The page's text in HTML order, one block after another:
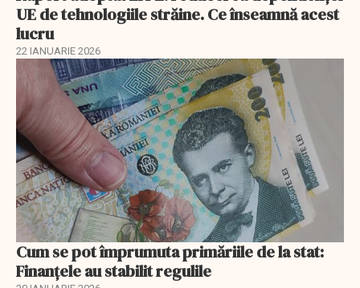
UE de tehnologiile străine. Ce înseamnă acest
lucru
22 IANUARIE 2026
Cum se pot împrumuta primăriile de la stat:
Finanțele au stabilit regulile